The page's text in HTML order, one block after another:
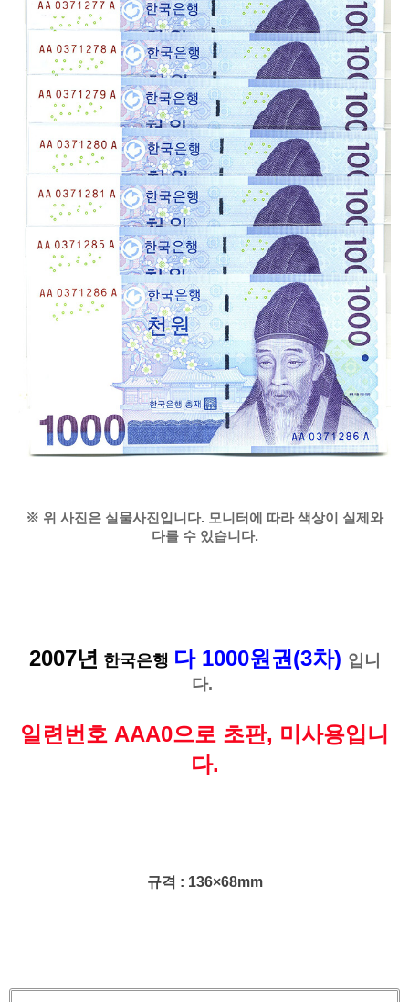
※ 위 사진은 실물사진입니다. 모니터에 따라 색상이 실제와
다를 수 있습니다.
2007년 한국은행 다 1000원권(3차) 입니
다.
일련번호 AAA0으로 초판, 미사용입니
다.
규격 : 136×68mm